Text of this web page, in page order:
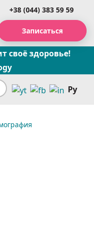
+38 (044) 383 59 59
Записаться
своё здоровье!
Ру